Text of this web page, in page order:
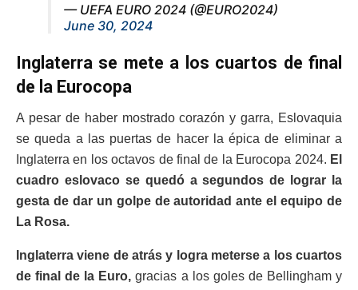
— UEFA EURO 2024 (@EURO2024)
June 30, 2024
Inglaterra se mete a los cuartos de final
de la Eurocopa
A pesar de haber mostrado corazón y garra, Eslovaquia
se queda a las puertas de hacer la épica de eliminar a
Inglaterra en los octavos de final de la Eurocopa 2024. El
cuadro eslovaco se quedó a segundos de lograr la
gesta de dar un golpe de autoridad ante el equipo de
La Rosa.
Inglaterra viene de atrás y logra meterse a los cuartos
de final de la Euro, gracias a los goles de Bellingham y